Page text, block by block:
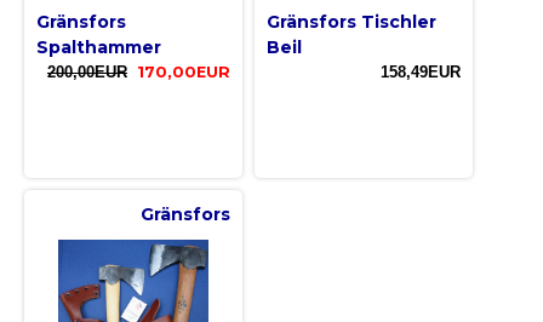
Gränsfors
Spalthammer
200,00EUR 170,00EUR
Gränsfors Tischler
Beil
158,49EUR
Gränsfors